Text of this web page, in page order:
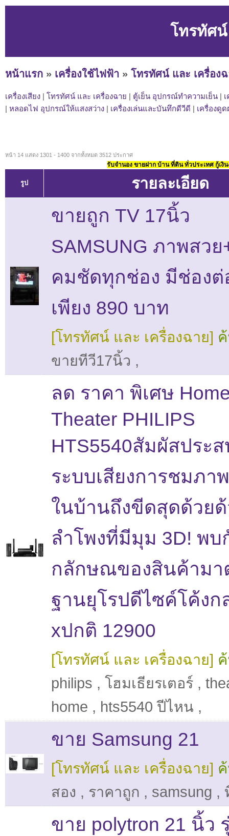
โทรทัศน์
หน้าแรก » เครื่องใช้ไฟฟ้า » โทรทัศน์ และ เครื่อง
เครื่องเสียง | โทรทัศน์ และ เครื่องฉาย | ตู้เย็น อุปกรณ์ทำความเย็น |
| หลอดไฟ อุปกรณ์ให้แสงสว่าง | เครื่องเล่นและบันทึกดีวีดี | เครื่องดู
หน้า 14 แสดง 1301 - 1400 จากทั้งหมด 3512 ประกาศ
รับจำนอง ขายฝาก บ้าน ที่ดิน ทั่วประเทศ กู้เงิ
รูป รายละเอียด
ขายถูก TV 17นิ้ว
SAMSUNG ภาพสว
คมชัดทุกช่อง มีช่องต่
เพียง 890 บาท
[โทรทัศน์ และ เครื่องฉาย]
ขายทีวี17นิ้ว ,
ลด ราคา พิเศษ
Theater PHILIPS
HTS5540สัมผัสประ
ระบบเสียงการชมภา
ในบ้านถึงขีดสุดด้วย
ลำโพงที่มีมุม 3D! พบ
กลักษณของสินค้ามา
ฐานยุโรปดีไซค์โค้ง
xปกติ 12900
[โทรทัศน์ และ เครื่องฉาย]
philips , โฮมเธียรเตอร์ ,
home , hts5540 ปีไหน ,
ขาย Samsung 21
[โทรทัศน์ และ เครื่องฉาย]
สอง , ราคาถูก , samsung ,
ขาย polytron 21 นิ้ว